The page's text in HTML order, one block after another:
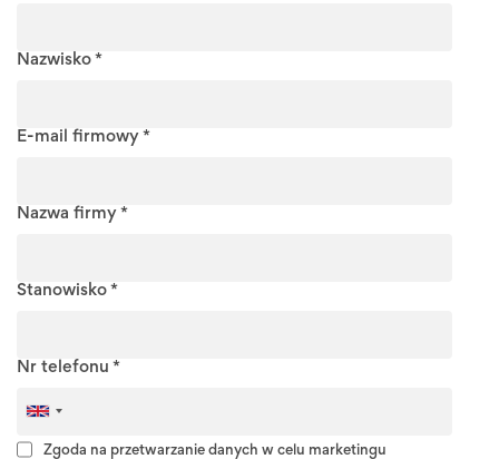
Nazwisko *
E-mail firmowy *
Nazwa firmy *
Stanowisko *
Nr telefonu *
Zgoda na przetwarzanie danych w celu marketingu